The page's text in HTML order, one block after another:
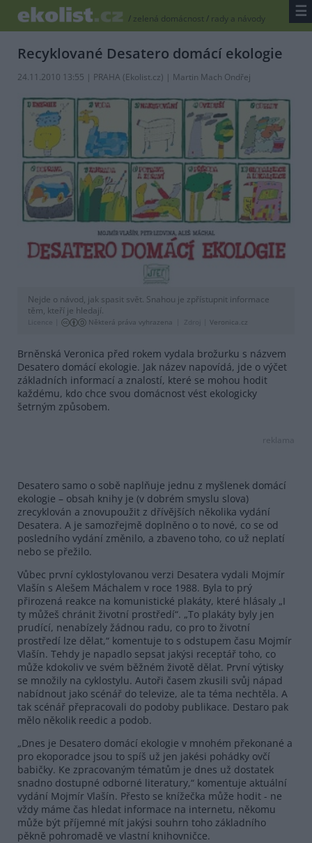
/ zelená domácnost/ rady a návody ☰
Recyklované Desatero domácí ekologie
24.11.2010 13:55 | PRAHA (Ekolist.cz) | Martin Mach Ondřej
Nejde o návod, jak spasit svět. Snahou je zpřístupnit informace
těm, kteří je hledají.
Licence | Některá práva vyhrazena Zdroj | Veronica.cz
Brněnská Veronica před rokem vydala brožurku s názvem
Desatero domácí ekologie. Jak název napovídá, jde o výčet
základních informací a znalostí, které se mohou hodit
každému, kdo chce svou domácnost vést ekologicky
šetrným způsobem.
reklama
Desatero samo o sobě naplňuje jednu z myšlenek domácí
ekologie – obsah knihy je (v dobrém smyslu slova)
zrecyklován a znovupoužit z dřívějších několika vydání
Desatera. A je samozřejmě doplněno o to nové, co se od
posledního vydání změnilo, a zbaveno toho, co už neplatí
nebo se přežilo.
Vůbec první cyklostylovanou verzi Desatera vydali Mojmír
Vlašín s Alešem Máchalem v roce 1988. Byla to prý
přirozená reakce na komunistické plakáty, které hlásaly „I
ty můžeš chránit životní prostředí“. „To plakáty byly jen
prudící, nenabízely žádnou radu, co pro to životní
prostředí lze dělat,“ komentuje to s odstupem času Mojmír
Vlašín. Tehdy je napadlo sepsat jakýsi receptář toho, co
může kdokoliv ve svém běžném životě dělat. První výtisky
se množily na cyklostylu. Autoři časem zkusili svůj nápad
nabídnout jako scénář do televize, ale ta téma nechtěla. A
tak scénář přepracovali do podoby publikace. Destaro pak
mělo několik reedic a podob.
„Dnes je Desatero domácí ekologie v mnohém překonané a
pro ekoporadce jsou to spíš už jen jakési pohádky ovčí
babičky. Ke zpracovaným tématům je dnes už dostatek
snadno dostupné odborné literatury,“ komentuje aktuální
vydání Mojmír Vlašín. Přesto se knížečka může hodit - ne
vždy máme čas hledat informace na internetu, někomu
může být příjemné mít jakýsi souhrn toho základního
pěkně pohromadě ve vlastní knihovničce.